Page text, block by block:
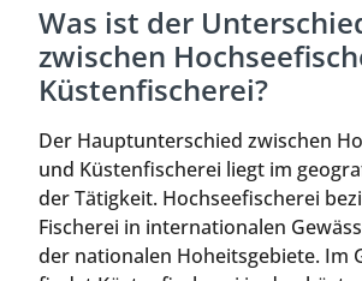
Was ist der
zwischen
Küstenfischerei?
Der Hauptunterschied zwischen
und Küstenfischerei liegt im
der Tätigkeit. Hochseefischerei
Fischerei in internationalen
der nationalen Hoheitsgebiete. Im